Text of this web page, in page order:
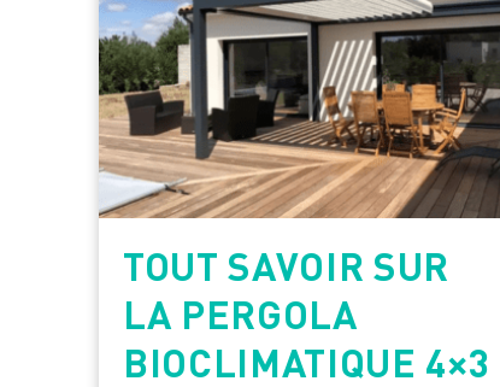
TOUT SAVOIR SUR
LA PERGOLA
BIOCLIMATIQUE 4×3